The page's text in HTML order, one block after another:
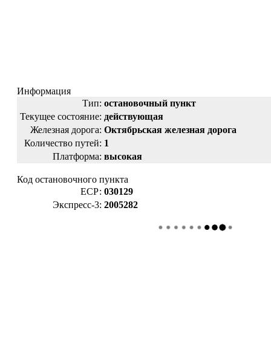
Информация
Тип: остановочный пункт
Текущее состояние: действующая
Железная дорога: Октябрьская железная дорога
Количество путей: 1
Платформа: высокая
Код остановочного пункта
ЕСР: 030129
Экспресс-3: 2005282